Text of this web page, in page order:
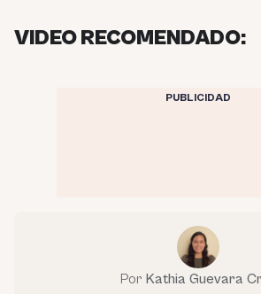
VIDEO RECOMENDADO:
PUBLICIDAD
Por Kathia Guevara